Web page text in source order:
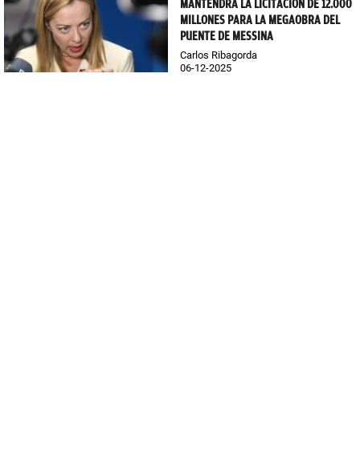
MANTENDRÁ LA LICITACIÓN DE 12.000
MILLONES PARA LA MEGAOBRA DEL
PUENTE DE MESSINA
Carlos Ribagorda
06-12-2025